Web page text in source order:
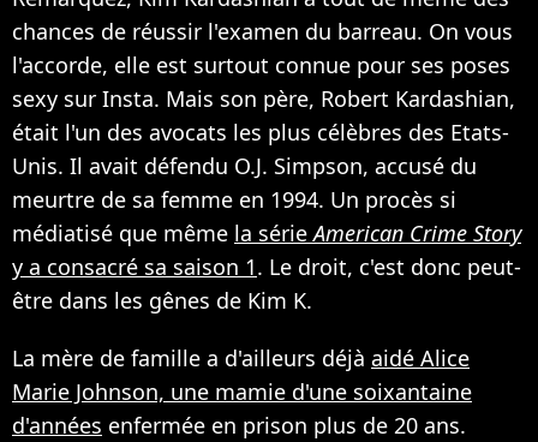
chances de réussir l'examen du barreau. On vous
l'accorde, elle est surtout connue pour ses poses
sexy sur Insta. Mais son père, Robert Kardashian,
était l'un des avocats les plus célèbres des Etats-
Unis. Il avait défendu O.J. Simpson, accusé du
meurtre de sa femme en 1994. Un procès si
médiatisé que même la sérieAmerican Crime Story
y a consacré sa saison 1. Le droit, c'est donc peut-
être dans les gênes de Kim K.
La mère de famille a d'ailleurs déjà aidé Alice
Marie Johnson, une mamie d'une soixantaine
d'années enfermée en prison plus de 20 ans.